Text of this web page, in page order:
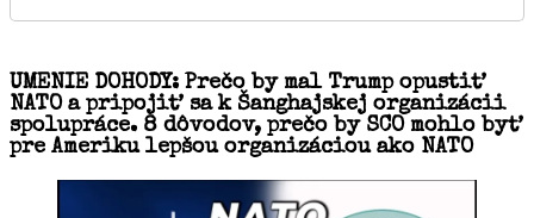
UMENIE DOHODY: Prečo by mal Trump opustiť
NATO a pripojiť sa k Šanghajskej organizácii
spolupráce. 8 dôvodov, prečo by SCO mohlo byť
pre Ameriku lepšou organizáciou ako NATO